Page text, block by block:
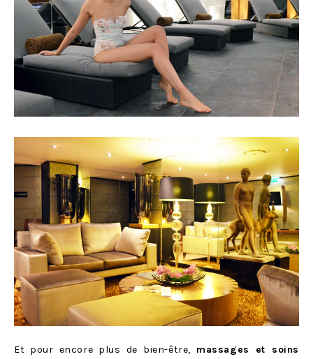
Et pour encore plus de bien-être, massages et soins